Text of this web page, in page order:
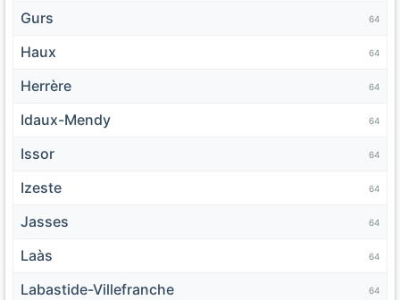
Gurs 64
Haux 64
Herrère 64
Idaux-Mendy 64
Issor 64
Izeste 64
Jasses 64
Laàs 64
Labastide-Villefranche 64